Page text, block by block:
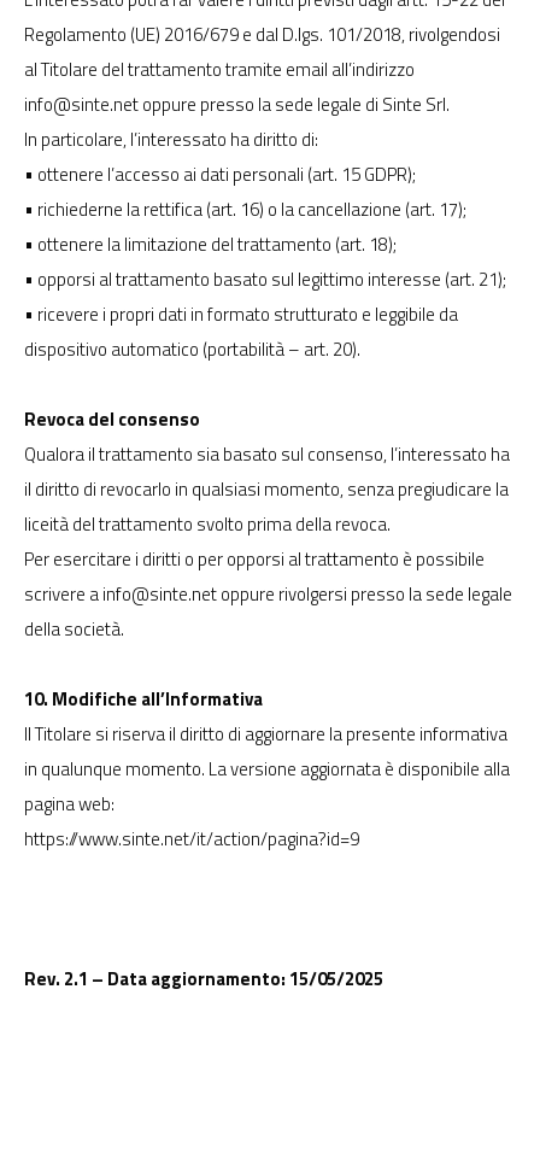
Regolamento (UE) 2016/679 e dal D.lgs. 101/2018, rivolgendosi
al Titolare del trattamento tramite email all’indirizzo
info@sinte.netoppure presso la sede legale di Sinte Srl.
In particolare, l’interessato ha diritto di:
• ottenere l’accesso ai dati personali (art. 15 GDPR);
• richiederne la rettifica (art. 16) o la cancellazione (art. 17);
• ottenere la limitazione del trattamento (art. 18);
• opporsi al trattamento basato sul legittimo interesse (art. 21);
• ricevere i propri dati in formato strutturato e leggibile da
dispositivo automatico (portabilità – art. 20).
Revoca del consenso
Qualora il trattamento sia basato sul consenso, l’interessato ha
il diritto di revocarlo in qualsiasi momento, senza pregiudicare la
liceità del trattamento svolto prima della revoca.
Per esercitare i diritti o per opporsi al trattamento è possibile
scrivere ainfo@sinte.netoppure rivolgersi presso la sede legale
della società.
10. Modifiche all’Informativa
Il Titolare si riserva il diritto di aggiornare la presente informativa
in qualunque momento. La versione aggiornata è disponibile alla
pagina web:
https://www.sinte.net/it/action/pagina?id=9
Rev. 2.1 – Data aggiornamento: 15/05/2025